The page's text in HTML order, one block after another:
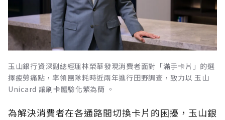
玉山銀行資深副總經理林榮華發現消費者面對「滿手卡片」的選
擇疲勞痛點，率領團隊耗時近兩年進行田野調查，致力以 玉山
Unicard 讓刷卡體驗化繁為簡 。
為解決消費者在各通路間切換卡片的困擾，玉山銀